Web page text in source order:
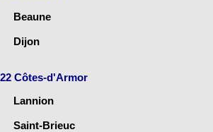
Beaune
Dijon
22 Côtes-d'Armor
Lannion
Saint-Brieuc